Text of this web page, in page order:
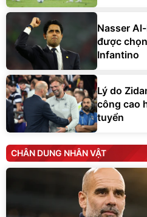
Nasser
được
Infantino
Lý do
công cao
tuyển
CHÂN DUNG NHÂN VẬT